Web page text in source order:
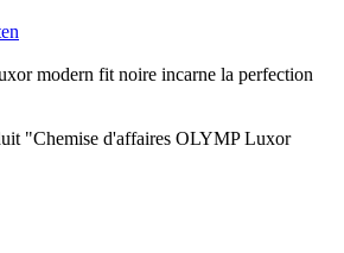
modern fit noire incarne la perfection
"Chemise d'affaires OLYMP Luxor